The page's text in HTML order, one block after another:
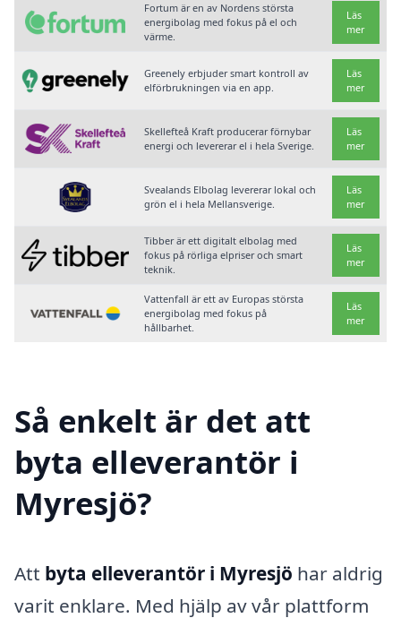
Fortum är en av Nordens största
energibolag med fokus på el och
värme.
Läs
mer
Greenely erbjuder smart kontroll av
elförbrukningen via en app.
Läs
mer
Skellefteå Kraft producerar förnybar
energi och levererar el i hela Sverige.
Läs
mer
Svealands Elbolag levererar lokal och
grön el i hela Mellansverige.
Läs
mer
Tibber är ett digitalt elbolag med
fokus på rörliga elpriser och smart
teknik.
Läs
mer
Vattenfall är ett av Europas största
energibolag med fokus på
hållbarhet.
Läs
mer
Så enkelt är det att
byta elleverantör i
Myresjö?
Att byta elleverantör i Myresjö har aldrig
varit enklare. Med hjälp av vår plattform